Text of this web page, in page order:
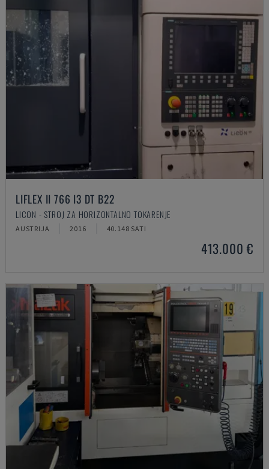
LIFLEX II 766 I3 DT B22
LICON - STROJ ZA HORIZONTALNO TOKARENJE
AUSTRIJA 2016 40.148 SATI
413.000 €